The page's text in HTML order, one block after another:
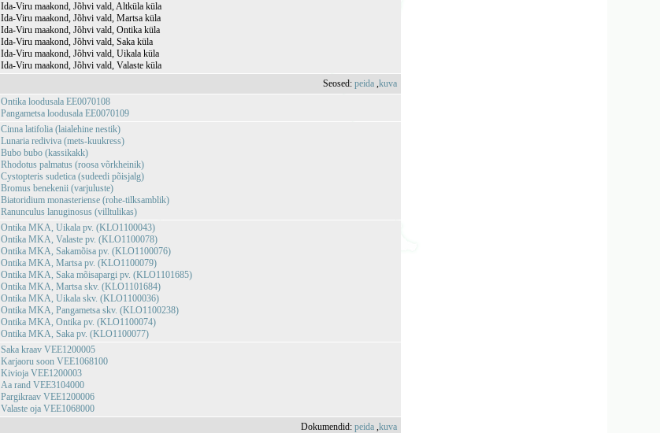
Ida-Viru maakond, Jõhvi vald, Altküla küla
Ida-Viru maakond, Jõhvi vald, Martsa küla
Ida-Viru maakond, Jõhvi vald, Ontika küla
Ida-Viru maakond, Jõhvi vald, Saka küla
Ida-Viru maakond, Jõhvi vald, Uikala küla
Ida-Viru maakond, Jõhvi vald, Valaste küla
Seosed:peida ,kuva
Ontika loodusala EE0070108
Pangametsa loodusala EE0070109
Cinna latifolia (laialehine nestik)
Lunaria rediviva (mets-kuukress)
Bubo bubo (kassikakk)
Rhodotus palmatus (roosa võrkheinik)
Cystopteris sudetica (sudeedi põisjalg)
Bromus benekenii (varjuluste)
Biatoridium monasteriense (rohe-tilksamblik)
Ranunculus lanuginosus (villtulikas)
Ontika MKA, Uikala pv. (KLO1100043)
Ontika MKA, Valaste pv. (KLO1100078)
Ontika MKA, Sakamõisa pv. (KLO1100076)
Ontika MKA, Martsa pv. (KLO1100079)
Ontika MKA, Saka mõisapargi pv. (KLO1101685)
Ontika MKA, Martsa skv. (KLO1101684)
Ontika MKA, Uikala skv. (KLO1100036)
Ontika MKA, Pangametsa skv. (KLO1100238)
Ontika MKA, Ontika pv. (KLO1100074)
Ontika MKA, Saka pv. (KLO1100077)
Saka kraav VEE1200005
Karjaoru soon VEE1068100
Kivioja VEE1200003
Aa rand VEE3104000
Pargikraav VEE1200006
Valaste oja VEE1068000
Dokumendid:peida ,kuva